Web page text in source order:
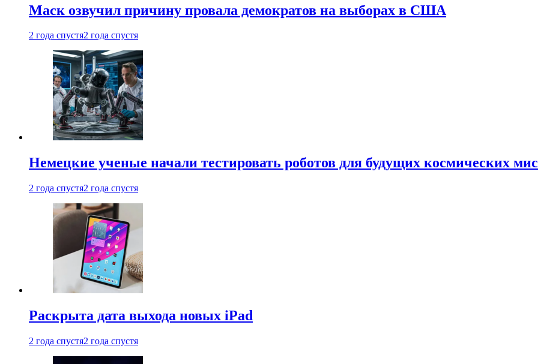
Маск озвучил причину провала демократов на выборах в США
2 года спустя2 года спустя
Немецкие ученые начали тестировать роботов для будущих космических
2 года спустя2 года спустя
Раскрыта дата выхода новых iPad
2 года спустя2 года спустя